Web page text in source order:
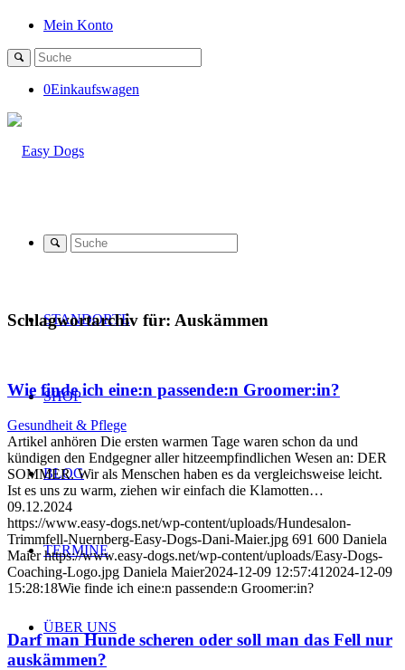
Mein Konto
0Einkaufswagen
STANDORTE
SHOP
BLOG
TERMINE
ÜBER UNS
Schlagwortarchiv für: Auskämmen
Wie finde ich eine:n passende:n Groomer:in?
Gesundheit & Pflege
Artikel anhören Die ersten warmen Tage waren schon da und
kündigen den Endgegner aller hitzeempfindlichen Wesen an: DER
SOMMER. Wir als Menschen haben es da vergleichsweise leicht.
Ist es uns zu warm, ziehen wir einfach die Klamotten…
09.12.2024
https://www.easy-dogs.net/wp-content/uploads/Hundesalon-
Trimmfell-Nuernberg-Easy-Dogs-Dani-Maier.jpg 691 600 Daniela
Maier https://www.easy-dogs.net/wp-content/uploads/Easy-Dogs-
Coaching-Logo.jpg Daniela Maier2024-12-09 12:57:41 2024-12-09
15:28:18Wie finde ich eine:n passende:n Groomer:in?
Darf man Hunde scheren oder soll man das Fell nur
auskämmen?